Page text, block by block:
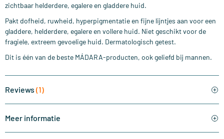
zichtbaar helderdere, egalere en gladdere huid.
Pakt dofheid, ruwheid, hyperpigmentatie en fijne lijntjes aan voor een
gladdere, helderdere, egalere en vollere huid. Niet geschikt voor de
fragiele, extreem gevoelige huid. Dermatologisch getest.
Dit is één van de beste MÁDARA-producten, ook geliefd bij mannen.
Reviews (1)
Meer informatie